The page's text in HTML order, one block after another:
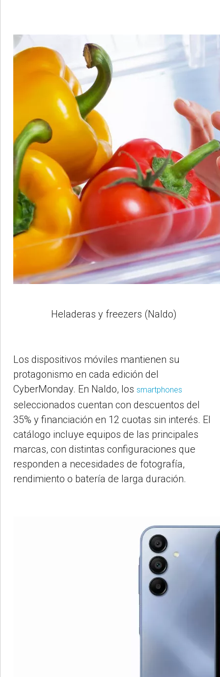
Heladeras y freezers (Naldo)
Los dispositivos móviles mantienen su
protagonismo en cada edición del
CyberMonday. En Naldo, los smartphones
seleccionados cuentan con descuentos del
35% y financiación en 12 cuotas sin interés. El
catálogo incluye equipos de las principales
marcas, con distintas configuraciones que
responden a necesidades de fotografía,
rendimiento o batería de larga duración.